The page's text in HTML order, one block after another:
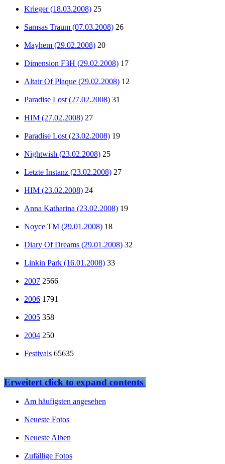
Krieger (18.03.2008) 25
Samsas Traum (07.03.2008) 26
Mayhem (29.02.2008) 20
Dimension F3H (29.02.2008) 17
Altair Of Plaque (29.02.2008) 12
Paradise Lost (27.02.2008) 31
HIM (27.02.2008) 27
Paradise Lost (23.02.2008) 19
Nightwish (23.02.2008) 25
Letzte Instanz (23.02.2008) 27
HIM (23.02.2008) 24
Anna Katharina (23.02.2008) 19
Noyce TM (29.01.2008) 18
Diary Of Dreams (29.01.2008) 32
Linkin Park (16.01.2008) 33
2007 2566
2006 1791
2005 358
2004 250
Festivals 65635
Erweitertclick to expand contents
Am häufigsten angesehen
Neueste Fotos
Neueste Alben
Zufällige Fotos